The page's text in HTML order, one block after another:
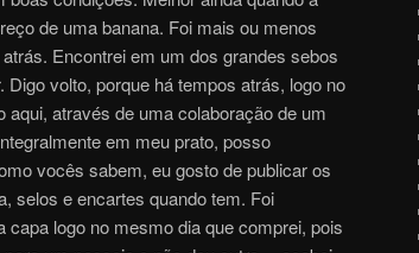
de uma banana. Foi mais ou menos
Encontrei em um dos grandes sebos
volto, porque há tempos atrás, logo no
aqui, através de uma colaboração de um
em meu prato, posso
vocês sabem, eu gosto de publicar os
selos e encartes quando tem. Foi
capa logo no mesmo dia que comprei, pois